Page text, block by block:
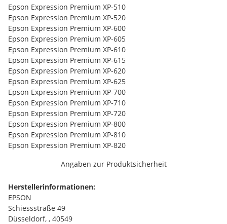
Epson Expression Premium XP-510
Epson Expression Premium XP-520
Epson Expression Premium XP-600
Epson Expression Premium XP-605
Epson Expression Premium XP-610
Epson Expression Premium XP-615
Epson Expression Premium XP-620
Epson Expression Premium XP-625
Epson Expression Premium XP-700
Epson Expression Premium XP-710
Epson Expression Premium XP-720
Epson Expression Premium XP-800
Epson Expression Premium XP-810
Epson Expression Premium XP-820
Angaben zur Produktsicherheit
Herstellerinformationen:
EPSON
Schiessstraße 49
Düsseldorf, , 40549